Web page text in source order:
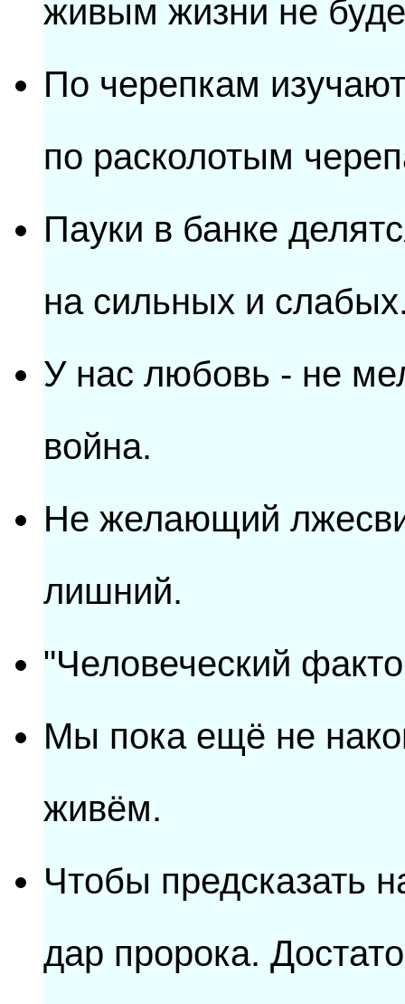
живым жизни не
По черепкам
по расколотым
Пауки в банке
на сильных и
У нас любовь - не
война.
Не желающий
лишний.
"Человеческий
Мы пока ещё не
живём.
Чтобы предсказать
дар пророка.